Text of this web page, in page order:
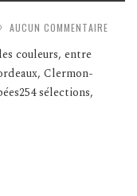
AUCUN COMMENTAIRE
couleurs, entre
Clermon-
sélections,